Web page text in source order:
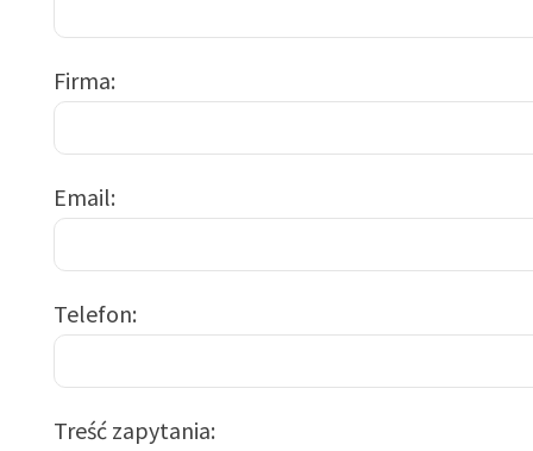
Firma
Email
Telefon
Treść zapytania